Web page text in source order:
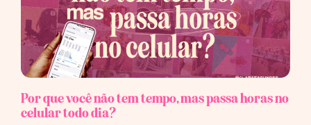
Por que você não tem tempo, mas passa horas no
celular todo dia?